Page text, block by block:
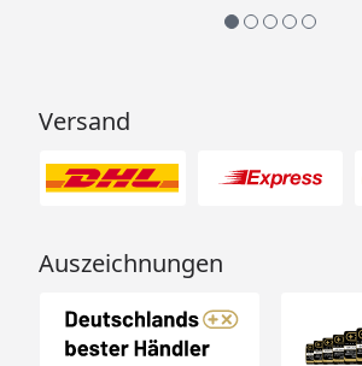
Versand
Auszeichnungen